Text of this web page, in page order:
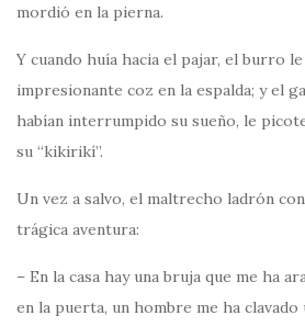
mordió en la pierna.
Y cuando huía hacia el pajar, el burro
impresionante coz en la espalda; y el
habían interrumpido su sueño, le
su “kikirikí”.
Un vez a salvo, el maltrecho ladrón
trágica aventura:
– En la casa hay una bruja que me ha
en la puerta, un hombre me ha